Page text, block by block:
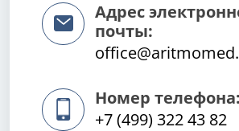
Адрес
почты:
Номер телефона:
+7 (499) 322 43 82